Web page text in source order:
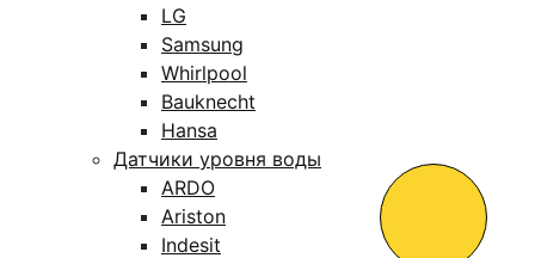
LG
Samsung
Whirlpool
Bauknecht
Hansa
Датчики уровня воды
ARDO
Ariston
Indesit